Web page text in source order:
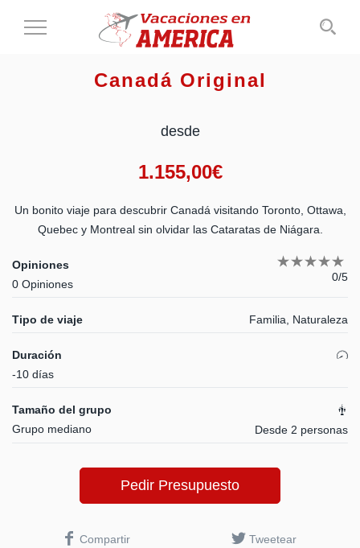
Cambiar
Canadá Original
desde
1.155,00€
Un bonito viaje para descubrir Canadá visitando Toronto, Ottawa,
Quebec y Montreal sin olvidar las Cataratas de Niágara.
Opiniones
0 Opiniones
0/5
Tipo de viaje Familia, Naturaleza
Duración
-10 días
Tamaño del grupo
Grupo mediano
Desde 2 personas
Pedir Presupuesto
Compartir Tweetear